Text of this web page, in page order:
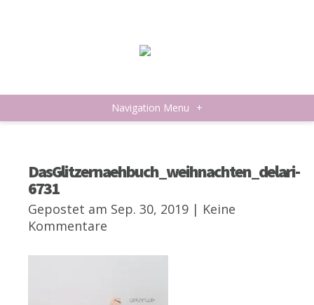
Navigation Menu +
DasGlitzernaehbuch_weihnachten_delari-
6731
Gepostet am Sep. 30, 2019 | Keine
Kommentare